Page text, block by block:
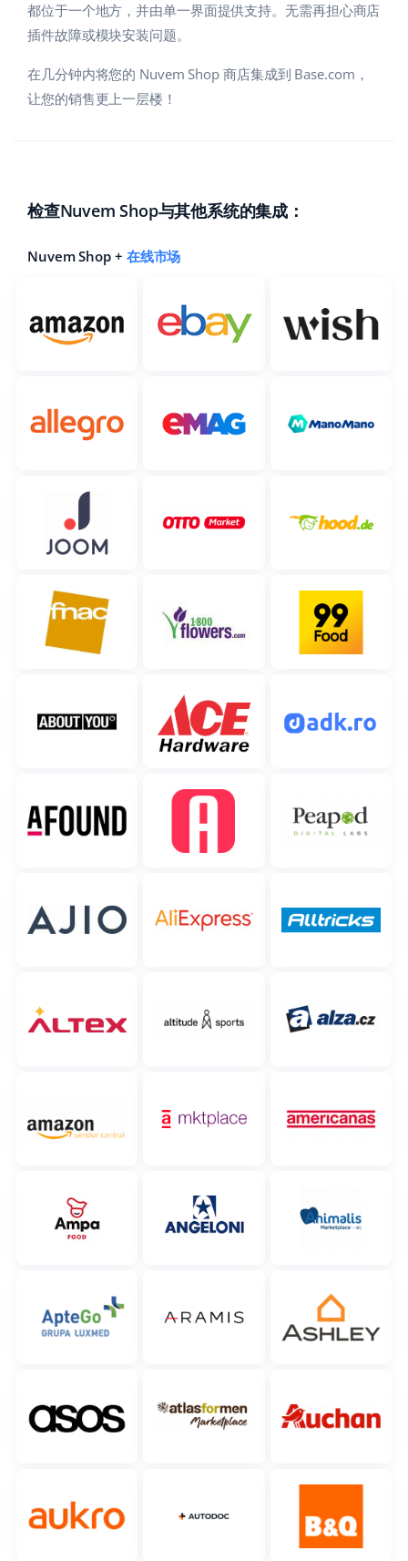
都位于一个地方，并由单一界面提供支持。无需再担心商店
插件故障或模块安装问题。
在几分钟内将您的 Nuvem Shop 商店集成到 Base.com，
让您的销售更上一层楼！
检查Nuvem Shop与其他系统的集成：
Nuvem Shop + 在线市场